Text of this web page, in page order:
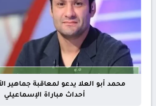
محمد أبو العلا يدعو لمعاقبة جماهير
أحداث مباراة الإسماعيلي